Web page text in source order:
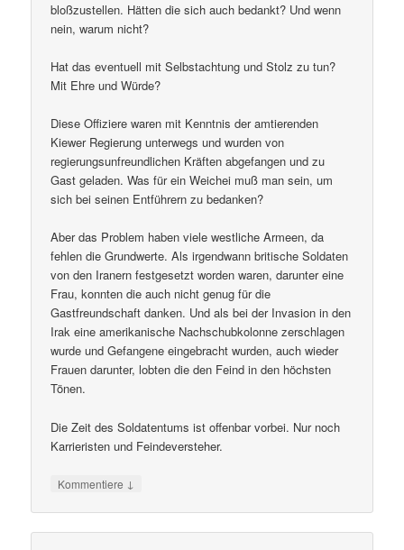
bloßzustellen. Hätten die sich auch bedankt? Und wenn
nein, warum nicht?
Hat das eventuell mit Selbstachtung und Stolz zu tun?
Mit Ehre und Würde?
Diese Offiziere waren mit Kenntnis der amtierenden
Kiewer Regierung unterwegs und wurden von
regierungsunfreundlichen Kräften abgefangen und zu
Gast geladen. Was für ein Weichei muß man sein, um
sich bei seinen Entführern zu bedanken?
Aber das Problem haben viele westliche Armeen, da
fehlen die Grundwerte. Als irgendwann britische Soldaten
von den Iranern festgesetzt worden waren, darunter eine
Frau, konnten die auch nicht genug für die
Gastfreundschaft danken. Und als bei der Invasion in den
Irak eine amerikanische Nachschubkolonne zerschlagen
wurde und Gefangene eingebracht wurden, auch wieder
Frauen darunter, lobten die den Feind in den höchsten
Tönen.
Die Zeit des Soldatentums ist offenbar vorbei. Nur noch
Karrieristen und Feindeversteher.
Kommentiere ↓